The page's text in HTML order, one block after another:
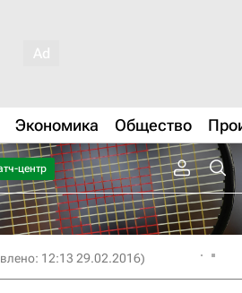
Экономика Общество
центр
12:13 29.02.2016)